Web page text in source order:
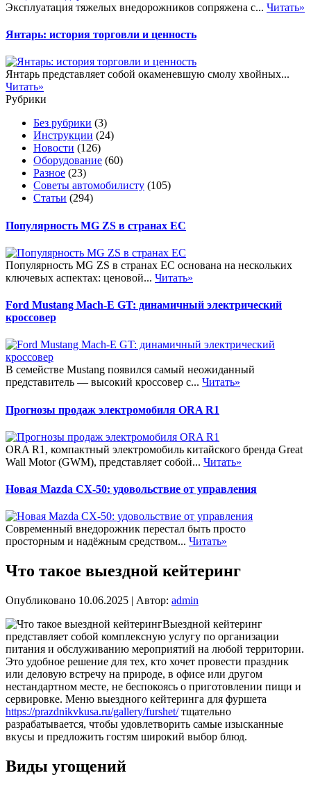
Эксплуатация тяжелых внедорожников сопряжена с... Читать»
Янтарь: история торговли и ценность
Янтарь представляет собой окаменевшую смолу хвойных...
Читать»
Рубрики
Без рубрики (3)
Инструкции (24)
Новости (126)
Оборудование (60)
Разное (23)
Советы автомобилисту (105)
Статьи (294)
Популярность MG ZS в странах ЕС
Популярность MG ZS в странах ЕС основана на нескольких
ключевых аспектах: ценовой... Читать»
Ford Mustang Mach-E GT: динамичный электрический
кроссовер
В семействе Mustang появился самый неожиданный
представитель — высокий кроссовер с... Читать»
Прогнозы продаж электромобиля ORA R1
ORA R1, компактный электромобиль китайского бренда Great
Wall Motor (GWM), представляет собой... Читать»
Новая Mazda CX-50: удовольствие от управления
Современный внедорожник перестал быть просто
просторным и надёжным средством... Читать»
Что такое выездной кейтеринг
Опубликовано 10.06.2025 | Автор: admin
Выездной кейтеринг
представляет собой комплексную услугу по организации
питания и обслуживанию мероприятий на любой территории.
Это удобное решение для тех, кто хочет провести праздник
или деловую встречу на природе, в офисе или другом
нестандартном месте, не беспокоясь о приготовлении пищи и
сервировке. Меню выездного кейтеринга для фуршета
https://prazdnikvkusa.ru/gallery/furshet/тщательно
разрабатывается, чтобы удовлетворить самые изысканные
вкусы и предложить гостям широкий выбор блюд.
Виды угощений